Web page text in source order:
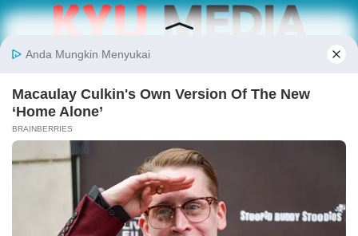
Kabarbaru.co menyajikan berita aktual dan
Follow Kabarbaru